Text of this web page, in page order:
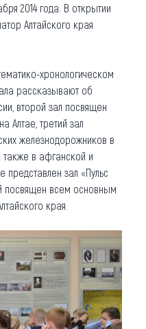
2014 года. В открытии
Алтайского края
хронологическом
рассказывают об
второй зал посвящен
Алтае, третий зал
железнодорожников в
также в афганской и
представлен зал «Пульс
посвящен всем основным
края.